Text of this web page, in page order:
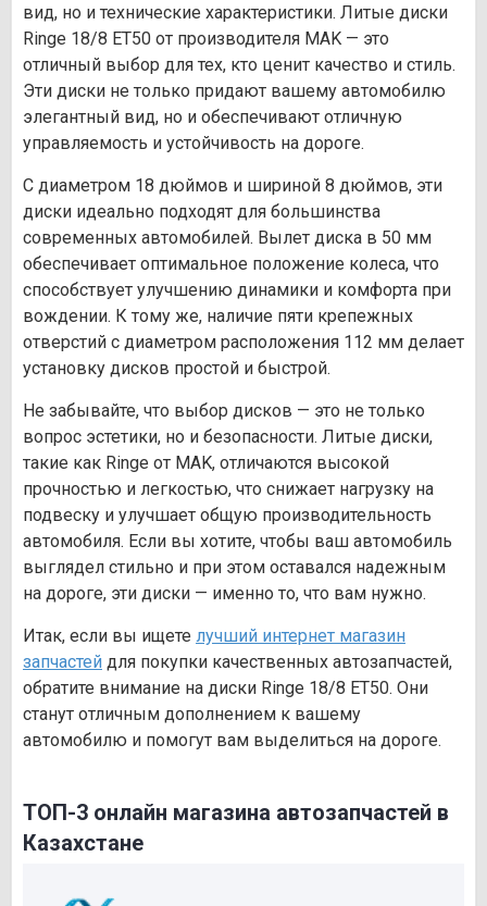
вид, но и технические характеристики. Литые диски
Ringe 18/8 ET50 от производителя MAK — это
отличный выбор для тех, кто ценит качество и стиль.
Эти диски не только придают вашему автомобилю
элегантный вид, но и обеспечивают отличную
управляемость и устойчивость на дороге.
С диаметром 18 дюймов и шириной 8 дюймов, эти
диски идеально подходят для большинства
современных автомобилей. Вылет диска в 50 мм
обеспечивает оптимальное положение колеса, что
способствует улучшению динамики и комфорта при
вождении. К тому же, наличие пяти крепежных
отверстий с диаметром расположения 112 мм делает
установку дисков простой и быстрой.
Не забывайте, что выбор дисков — это не только
вопрос эстетики, но и безопасности. Литые диски,
такие как Ringe от MAK, отличаются высокой
прочностью и легкостью, что снижает нагрузку на
подвеску и улучшает общую производительность
автомобиля. Если вы хотите, чтобы ваш автомобиль
выглядел стильно и при этом оставался надежным
на дороге, эти диски — именно то, что вам нужно.
Итак, если вы ищете лучший интернет магазин
запчастей для покупки качественных автозапчастей,
обратите внимание на диски Ringe 18/8 ET50. Они
станут отличным дополнением к вашему
автомобилю и помогут вам выделиться на дороге.
ТОП-3 онлайн магазина автозапчастей в
Казахстане